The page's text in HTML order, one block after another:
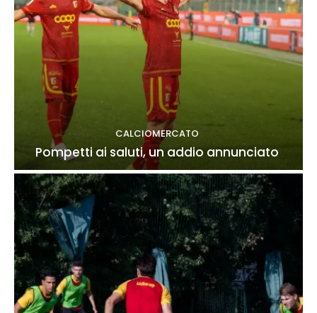
CALCIOMERCATO
Pompetti ai saluti, un addio annunciato